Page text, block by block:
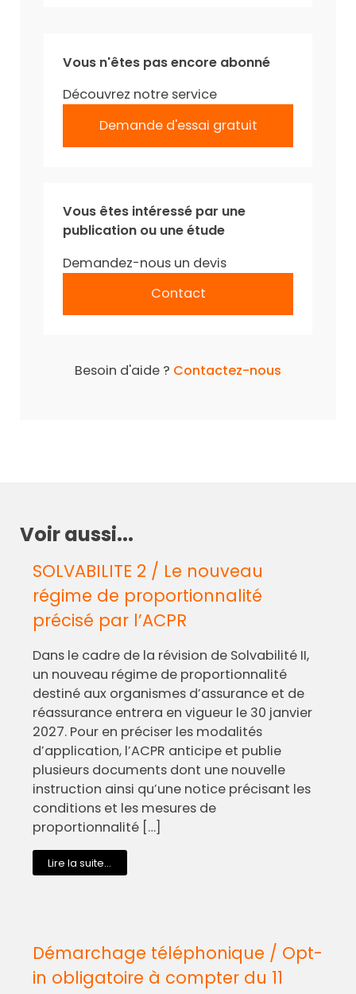
Vous n'êtes pas encore abonné
Découvrez notre service
Demande d'essai gratuit
Vous êtes intéressé par une
publication ou une étude
Demandez-nous un devis
Contact
Besoin d'aide ? Contactez-nous
Voir aussi...
SOLVABILITE 2 / Le nouveau
régime de proportionnalité
précisé par l’ACPR
Dans le cadre de la révision de Solvabilité II,
un nouveau régime de proportionnalité
destiné aux organismes d’assurance et de
réassurance entrera en vigueur le 30 janvier
2027. Pour en préciser les modalités
d’application, l’ACPR anticipe et publie
plusieurs documents dont une nouvelle
instruction ainsi qu’une notice précisant les
conditions et les mesures de
proportionnalité […]
Lire la suite...
Démarchage téléphonique / Opt-
in obligatoire à compter du 11